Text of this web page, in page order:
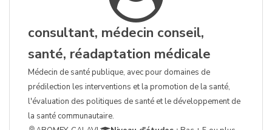
consultant, médecin conseil,
santé, réadaptation médicale
Médecin de santé publique, avec pour domaines de
prédilection les interventions et la promotion de la santé,
l'évaluation des politiques de santé et le développement de
la santé communautaire.